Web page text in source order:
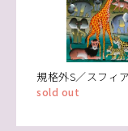
規格外S／スフィ
sold out